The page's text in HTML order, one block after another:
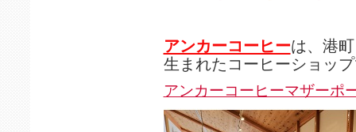
アンカーコーヒーは、港
生まれたコーヒーショッ
アンカーコーヒーマザーポ